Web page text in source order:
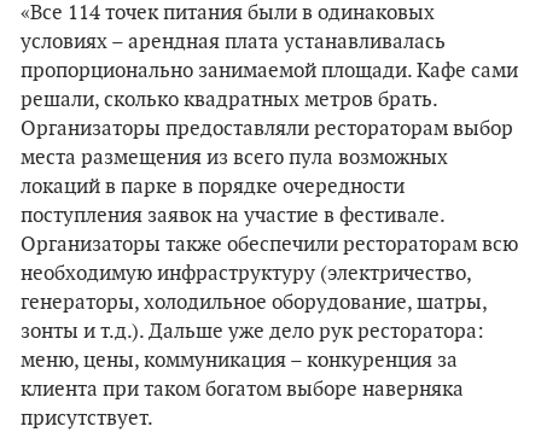
«Все 114 точек питания были в одинаковых
условиях – арендная плата устанавливалась
пропорционально занимаемой площади. Кафе сами
решали, сколько квадратных метров брать.
Организаторы предоставляли рестораторам выбор
места размещения из всего пула возможных
локаций в парке в порядке очередности
поступления заявок на участие в фестивале.
Организаторы также обеспечили рестораторам всю
необходимую инфраструктуру (электричество,
генераторы, холодильное оборудование, шатры,
зонты и т.д.). Дальше уже дело рук ресторатора:
меню, цены, коммуникация – конкуренция за
клиента при таком богатом выборе наверняка
присутствует.